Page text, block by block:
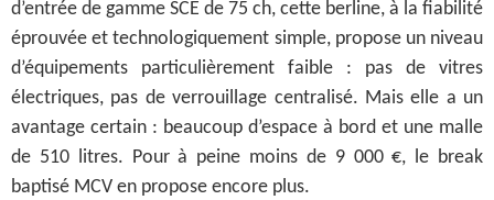
d’entrée de gamme SCE de 75 ch, cette berline, à la fiabilité
éprouvée et technologiquement simple, propose un niveau
d’équipements particulièrement faible : pas de vitres
électriques, pas de verrouillage centralisé. Mais elle a un
avantage certain : beaucoup d’espace à bord et une malle
de 510 litres. Pour à peine moins de 9 000 €, le break
baptisé MCV en propose encore plus.